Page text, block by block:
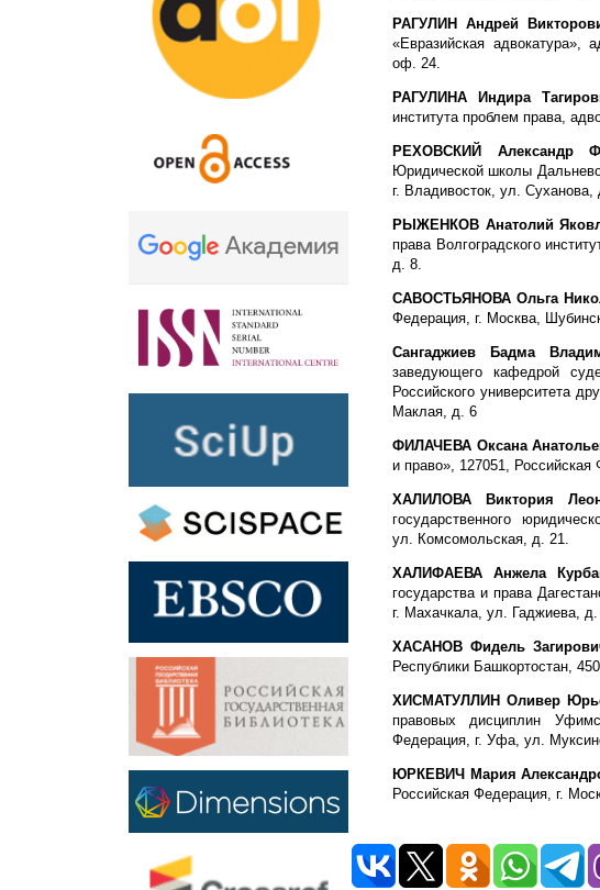
РАГУЛИН Андрей
«Евразийская
оф. 24.
РАГУЛИНА Индира
института проблем права,
РЕХОВСКИЙ Александр
Юридической школы
г. Владивосток, ул. Суханова,
РЫЖЕНКОВ Анатолий
права Волгоградского
д. 8.
САВОСТЬЯНОВА Ольга
Федерация, г. Москва,
Сангаджиев Бадма
заведующего кафедрой
Российского университета
Маклая, д. 6
ФИЛАЧЕВА Оксана
и право», 127051,
ХАЛИЛОВА Виктория
государственного
ул. Комсомольская, д. 21.
ХАЛИФАЕВА Анжела
государства и права
г. Махачкала, ул. Гаджиева, д.
ХАСАНОВ Фидель
Республики Башкортостан,
ХИСМАТУЛЛИН Оливер
правовых дисциплин
Федерация, г. Уфа, ул.
ЮРКЕВИЧ Мария
Российская Федерация, г.